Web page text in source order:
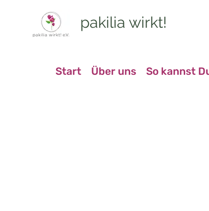
pakilia wirkt!
Start Über uns So kannst